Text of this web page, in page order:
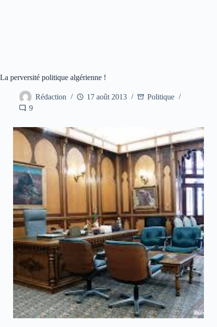
La perversité politique algérienne !
Rédaction 17 août 2013
Politique
9